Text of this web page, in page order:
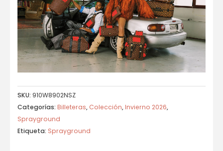
SKU: 910W8902NSZ
Categorías: Billeteras, Colección,Invierno 2026,
Sprayground
Etiqueta: Sprayground